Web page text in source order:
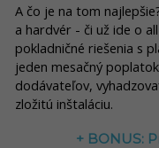
A čo je na tom
a hardvér - či už ide o
pokladničné riešenia s
jeden mesačný
dodávateľov,
zložitú inštaláciu.
+ BONUS: